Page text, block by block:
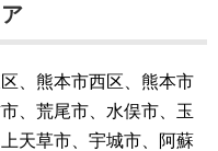
、熊本市西区、熊本市
、荒尾市、水俣市、玉
天草市、宇城市、阿蘇